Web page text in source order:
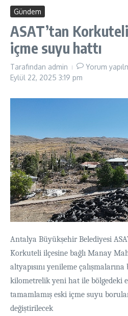
Gündem
ASAT’tan
içme suyu hattı
Tarafından admin
Yorum
Eylül 22, 2025 3:19 pm
Antalya Büyükşehir Belediyesi
Korkuteli ilçesine bağlı Manay
altyapısını yenileme çalışmalarına
kilometrelik yeni hat ile bölgedeki
tamamlamış eski içme suyu
değiştirilecek